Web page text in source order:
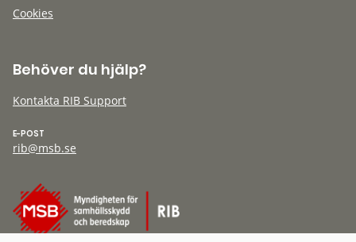
Cookies
Behöver du hjälp?
Kontakta RIB Support
E-POST
rib@msb.se